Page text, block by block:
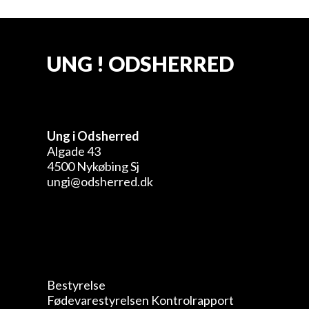
UNG ! ODSHERRED
Ung i Odsherred
Algade 43
4500 Nykøbing Sj
ungi@odsherred.dk
Bestyrelse
Fødevarestyrelsen Kontrolrapport